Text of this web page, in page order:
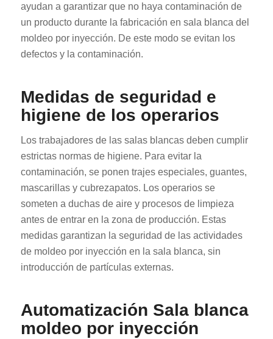
ayudan a garantizar que no haya contaminación de
un producto durante la fabricación en sala blanca del
moldeo por inyección. De este modo se evitan los
defectos y la contaminación.
Medidas de seguridad e
higiene de los operarios
Los trabajadores de las salas blancas deben cumplir
estrictas normas de higiene. Para evitar la
contaminación, se ponen trajes especiales, guantes,
mascarillas y cubrezapatos. Los operarios se
someten a duchas de aire y procesos de limpieza
antes de entrar en la zona de producción. Estas
medidas garantizan la seguridad de las actividades
de moldeo por inyección en la sala blanca, sin
introducción de partículas externas.
Automatización Sala blanca
moldeo por inyección